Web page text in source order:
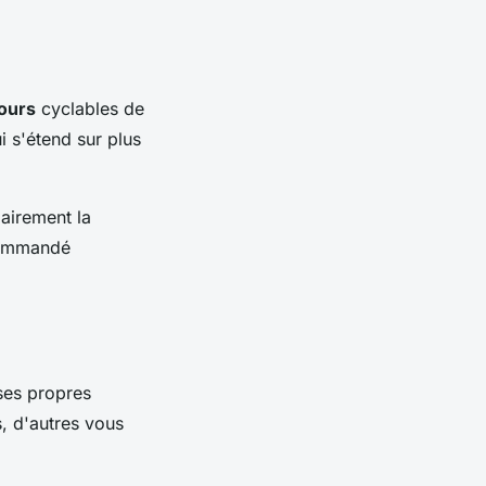
cyclables de
s'étend sur plus
la
propres
d'autres vous